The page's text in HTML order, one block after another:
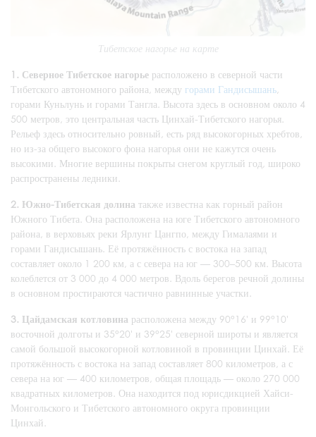
Тибетское нагорье на карте
1. Северное Тибетское нагорье расположено в северной части
Тибетского автономного района, между горами Гандисышань,
горами Куньлунь и горами Тангла. Высота здесь в основном около 4
500 метров, это центральная часть Цинхай-Тибетского нагорья.
Рельеф здесь относительно ровный, есть ряд высокогорных хребтов,
но из-за общего высокого фона нагорья они не кажутся очень
высокими. Многие вершины покрыты снегом круглый год, широко
распространены ледники.
2. Южно-Тибетская долина также известна как горный район
Южного Тибета. Она расположена на юге Тибетского автономного
района, в верховьях реки Ярлунг Цангпо, между Гималаями и
горами Гандисышань. Её протяжённость с востока на запад
составляет около 1 200 км, а с севера на юг — 300–500 км. Высота
колеблется от 3 000 до 4 000 метров. Вдоль берегов речной долины
в основном простираются частично равнинные участки.
3. Цайдамская котловина расположена между 90°16' и 99°10'
восточной долготы и 35°20' и 39°25' северной широты и является
самой большой высокогорной котловиной в провинции Цинхай. Её
протяжённость с востока на запад составляет 800 километров, а с
севера на юг — 400 километров, общая площадь — около 270 000
квадратных километров. Она находится под юрисдикцией Хайси-
Монгольского и Тибетского автономного округа провинции
Цинхай.